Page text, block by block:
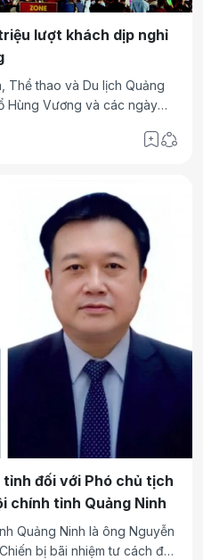
lượt khách dịp nghỉ
Thể thao và Du lịch Quảng
Hùng Vương và các ngày
thu ước đạt 4.165 tỷ
tỉnh đối với Phó chủ tịch
chính tỉnh Quảng Ninh
Quảng Ninh là ông Nguyễn
bị bãi nhiệm tư cách đại